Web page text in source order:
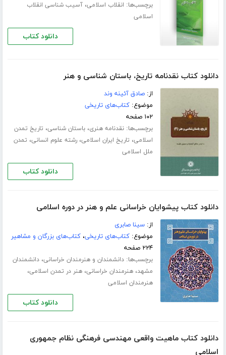
برچسب‌ها: انقلاب اسلامی،آسیب شناسی انقلاب
اسلامی
دانلود کتاب
دانلود کتاب نقدنامه تاریخ، باستان شناسی و هنر
از:صادق آئینه وند
موضوع:کتاب‌های تاریخی
۱۰۲ صفحه
برچسب‌ها:نقدنامه هنری،باستان شناسی، تاریخ تمدن
اسلامی، تاریخ ایران اسلامی،رشته علوم انسانی، تمدن
ملل اسلامی
دانلود کتاب
دانلود کتاب پیشوایان خراسانی علم و هنر در دوره اسلامی
از:سینا صابری
موضوع:کتاب‌های تاریخی،کتاب‌های بزرگان و مشاهیر
۲۲۴ صفحه
برچسب‌ها:دانشمندان و هنرمندان خراسانی،دانشمندان
مشهد،هنرمندان خراسانی،هنر در تمدن اسلامی،
هنرمندان اسلامی
دانلود کتاب
دانلود کتاب ماهیت واقعی مهندسی فرهنگی نظام جمهوری
اسلامی